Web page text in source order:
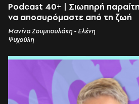
Podcast 40+ | Σιωπηρή
να αποσυρόμαστε από τη ζωή
Μανίνα Ζουμπουλάκη - Ελένη
Ψυχούλη